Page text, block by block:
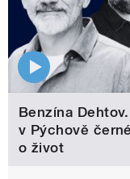
Benzína
v Pýchově
o život